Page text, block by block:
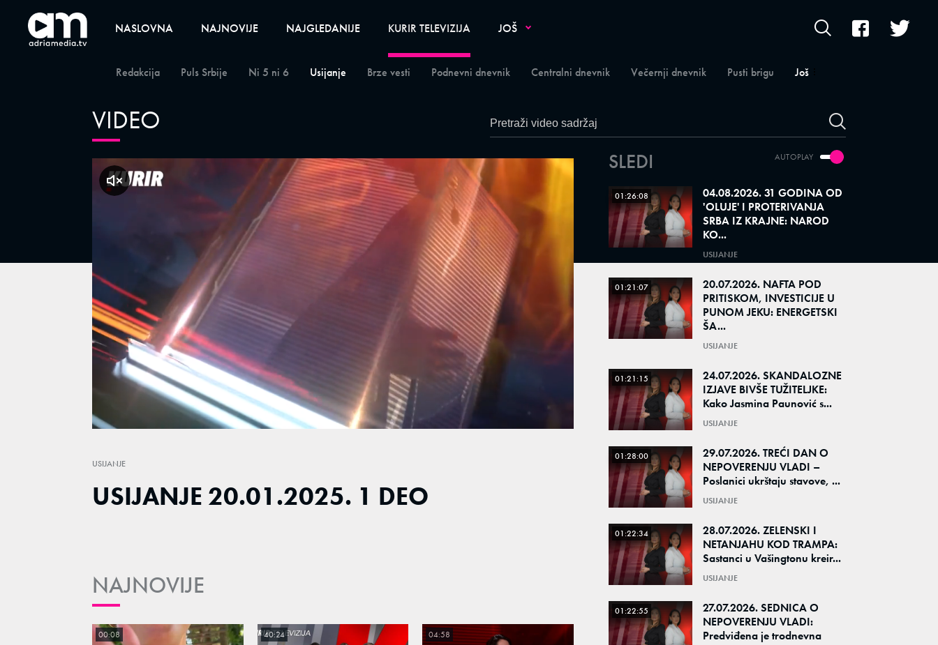
NASLOVNA NAJNOVIJE NAJGLEDANIJE KURIR TELEVIZIJA
Redakcija Puls Srbije Ni 5 ni 6 Usijanje Brze vesti Podnevni dnevnik Centralni dnevnik Večernji dnevnik Pusti brigu Još
JOŠ
VIDEO
Unmute
/
klikni za zvuk
USIJANJE
USIJANJE 20.01.2025. 1 DEO
NAJNOVIJE
00:08 40:24 04:58
AUTOPLAY
SLEDI
01:26:08
04.08.2026. 31 GODINA OD
'OLUJE' I PROTERIVANJA
SRBA IZ KRAJNE: NAROD
KO...
USIJANJE
01:21:07
20.07.2026. NAFTA POD
PRITISKOM, INVESTICIJE U
PUNOM JEKU: ENERGETSKI
ŠA...
USIJANJE
01:21:15
24.07.2026. SKANDALOZNE
IZJAVE BIVŠE TUŽITELJKE:
Kako Jasmina Paunović s...
USIJANJE
01:28:00
29.07.2026. TREĆI DAN O
NEPOVERENJU VLADI –
Poslanici ukrštaju stavove, ...
USIJANJE
01:22:34
28.07.2026. ZELENSKI I
NETANJAHU KOD TRAMPA:
Sastanci u Vašingtonu kreir...
USIJANJE
01:22:55
27.07.2026. SEDNICA O
NEPOVERENJU VLADI:
Predviđena je trodnevna